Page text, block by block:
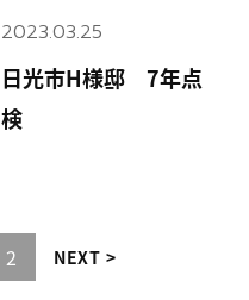
日光市H様邸 7年点
検
2023.03.25
2 NEXT